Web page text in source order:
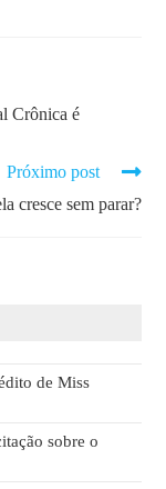
Crônica é
Próximo post
cresce sem parar?
de Miss
sobre o